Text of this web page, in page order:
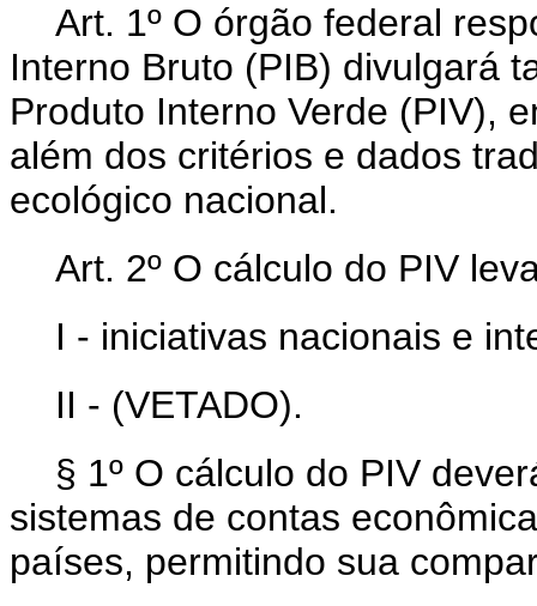
Art. 1º O órgão federal
Interno Bruto (PIB) divulgará
Produto Interno Verde (PIV),
além dos critérios e dados
ecológico nacional.
Art. 2º O cálculo do PIV
I - iniciativas nacionais e
II - (VETADO).
§ 1º O cálculo do PIV
sistemas de contas
países, permitindo sua